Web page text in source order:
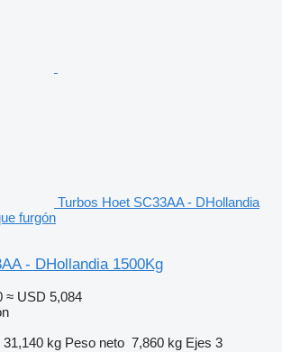
Turbos Hoet SC33AA - DHollandia
furgón
- DHollandia 1500Kg
≈ USD 5,084
31,140 kg Peso neto 7,860 kg Ejes 3